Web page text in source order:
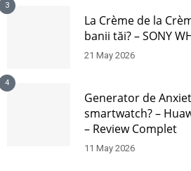
3
La Crème de la
banii tăi? – SONY
21 May 2026
4
Generator de
smartwatch? –
– Review Complet
11 May 2026